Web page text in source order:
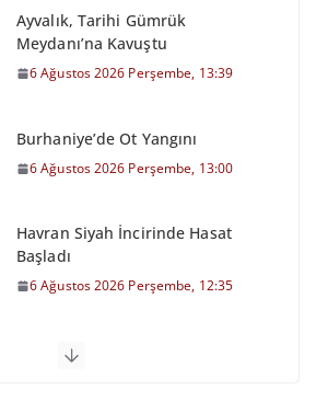
Ayvalık, Tarihi Gümrük
Meydanı’na Kavuştu
6 Ağustos 2026 Perşembe, 13:39
Burhaniye’de Ot Yangını
6 Ağustos 2026 Perşembe, 13:00
Havran Siyah İncirinde Hasat
Başladı
6 Ağustos 2026 Perşembe, 12:35
Otomobil Şarampole Devrildi